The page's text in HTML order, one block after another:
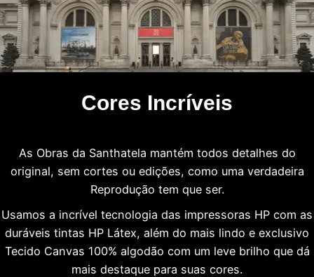
Cores Incríveis
As Obras da Santhatela mantém todos detalhes do
original, sem cortes ou edições, como uma verdadeira
Reprodução tem que ser.
Usamos a incrível tecnologia das impressoras HP com as
duráveis tintas HP Látex, além do mais lindo e exclusivo
Tecido Canvas 100% algodão com um leve brilho que dá
mais destaque para suas cores.